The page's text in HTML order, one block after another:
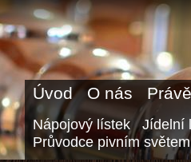
Úvod O nás
Nápojový lístek
Jídelní
Průvodce pivním světem